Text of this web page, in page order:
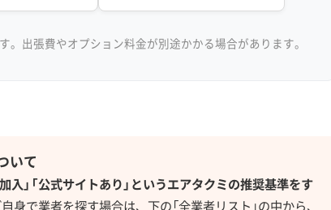
環境だと、表面だけ洗っても
カビが再発するという相談が
」
。出張費やオプション料金が別途かかる場合があります。
いて
入」「公式サイトあり」というエアタクミの推奨基準をす
身で業者を探す場合は、下の「全業者リスト」の中から、